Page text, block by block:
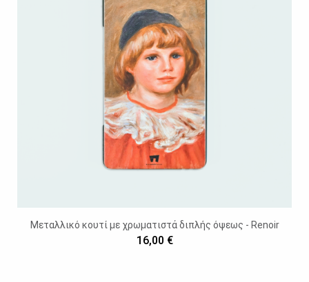
Μεταλλικό κουτί με χρωματιστά διπλής όψεως - Renoir
16,00 €